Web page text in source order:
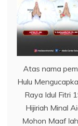
Atas nama
Hulu
Raya Idul Fitri
Hijiriah Minal
Mohon Maaf